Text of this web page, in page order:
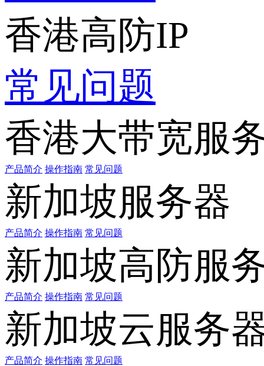
香港高防IP
常见问题
香港大带宽服
产品简介 操作指南 常见问题
新加坡服务器
产品简介 操作指南 常见问题
新加坡高防服
产品简介 操作指南 常见问题
新加坡云服务
产品简介 操作指南 常见问题